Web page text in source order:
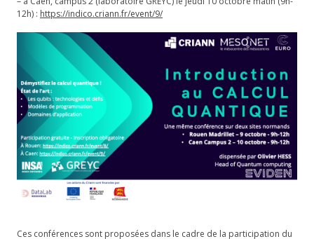
12h) : https://indico.criann.fr/event/9/
Ces conférences sont proposées dans le cadre de la participation du